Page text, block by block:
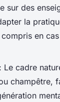
10:25 9 min
sur des
la
en
: Le cadre
champêtre,